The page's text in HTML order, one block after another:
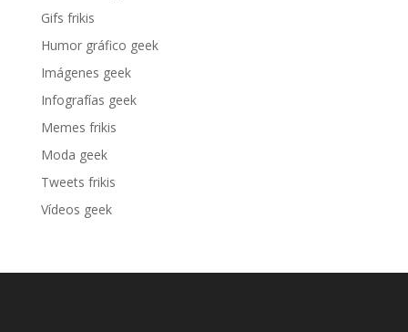
Gifs frikis
Humor gráfico geek
Imágenes geek
Infografías geek
Memes frikis
Moda geek
Tweets frikis
Vídeos geek